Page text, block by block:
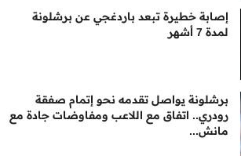
إصابة خطيرة تبعد باردغجي عن برشلونة
لمدة 7 أشهر
برشلونة يواصل تقدمه نحو إتمام صفقة
رودري.. اتفاق مع اللاعب ومفاوضات جادة مع
مانش...